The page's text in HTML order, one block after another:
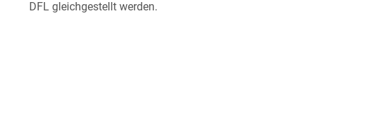
DFL gleichgestellt werden.